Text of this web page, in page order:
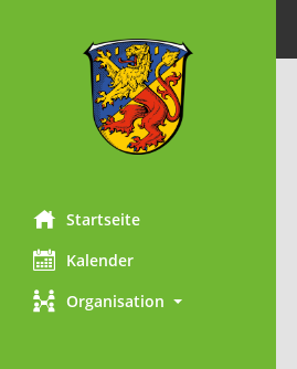
Startseite
Kalender
Organisation